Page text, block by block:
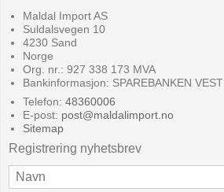
Maldal Import AS
Suldalsvegen 10
4230 Sand
Norge
Org. nr.: 927 338 173 MVA
Bankinformasjon: SPAREBANKEN VEST
Telefon: 48360006
E-post: post@maldalimport.no
Sitemap
Registrering nyhetsbrev